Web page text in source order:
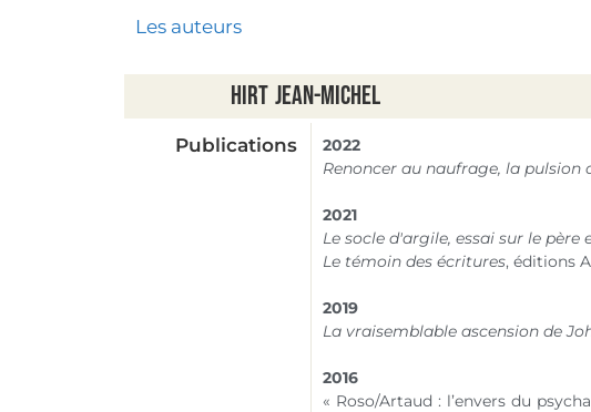
Les auteurs
Hirt Jean-Michel
Publications
2022
Renoncer au naufrage, la pulsion
2021
Le socle d'argile, essai sur le père
Le témoin des écritures, éditions
2019
La vraisemblable ascension de
2016
« Roso/Artaud : l’envers du